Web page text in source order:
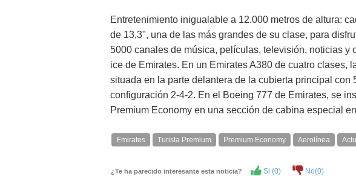
Entretenimiento inigualable a 12.000 metros de altura:
de 13,3", una de las más grandes de su clase, para
5000 canales de música, películas, televisión, noticias y
ice de Emirates. En un Emirates A380 de cuatro clases,
situada en la parte delantera de la cubierta principal con
configuración 2-4-2. En el Boeing 777 de Emirates, se
Premium Economy en una sección de cabina especial
Emirates Turista Premium Premium Economy Aerolínea
¿Te ha parecido interesante esta noticia? Si (0) No(0)